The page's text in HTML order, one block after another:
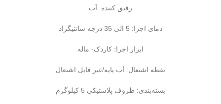
رقیق کننده: آب
دمای اجرا: 5 الی 35 درجه سانتیگراد
ابزار اجرا: کاردک- ماله
نقطه اشتعال: آب پایه/غیر قابل اشتعال
بسته‌بندی: ظروف پلاستیکی 5 کیلوگرم